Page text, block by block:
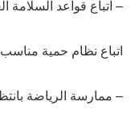
– اتباع قواعد السلامة
اتباع نظام حمية
– ممارسة الرياضة